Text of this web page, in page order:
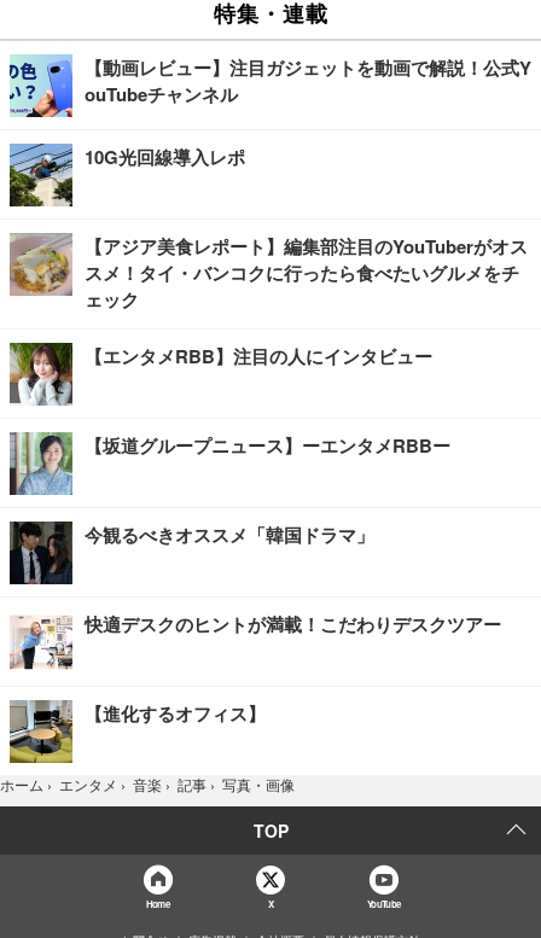
特集・連載
【動画レビュー】注目ガジェットを動画で解説！公式Y
ouTubeチャンネル
10G光回線導入レポ
【アジア美食レポート】編集部注目のYouTuberがオス
スメ！タイ・バンコクに行ったら食べたいグルメをチ
ェック
【エンタメRBB】注目の人にインタビュー
【坂道グループニュース】ーエンタメRBBー
今観るべきオススメ「韓国ドラマ」
快適デスクのヒントが満載！こだわりデスクツアー
【進化するオフィス】
ホーム › エンタメ › 音楽 › 記事 › 写真・画像
TOP
Home X YouTube